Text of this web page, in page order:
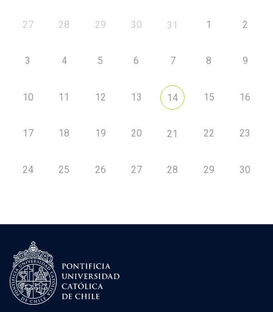
27 28 29 30 31 1 2
3 4 5 6 7 8 9
10 11 12 13 14 15 16
17 18 19 20 21 22 23
24 25 26 27 28 29 30